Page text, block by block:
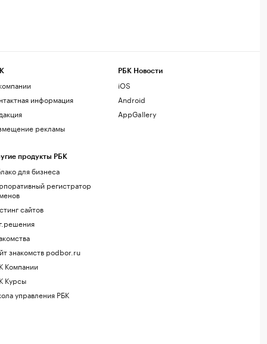
информация
рекламы
продукты РБК
для бизнеса
регистратор
сайтов
знакомств podbor.ru
Компании
Курсы
управления РБК
РБК Новости
iOS
Android
AppGallery